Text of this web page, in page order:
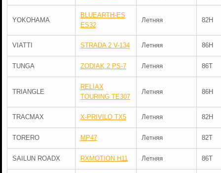
YOKOHAMA
BLUEARTH-ES
ES32
Летняя 82H
VIATTI STRADA 2 V-134 Летняя 86H
TUNGA ZODIAK 2 PS-7 Летняя 86T
TRIANGLE
RELIAX
TOURING TE307
Летняя 86H
TRACMAX X-PRIVILO TX5 Летняя 82H
TORERO MP47 Летняя 82T
SAILUN ROADX RXMOTION H11 Летняя 86T